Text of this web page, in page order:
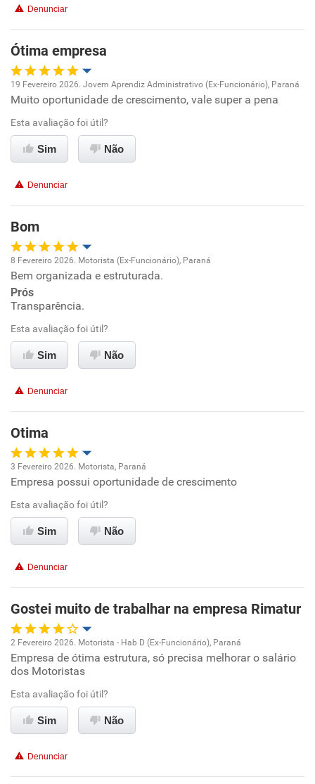
Recomenda a diretoria
Denunciar
Ótima empresa
Oportunidade de promoção
Ambiente de trabalho
Benefícios
Recomenda esta empresa
Recomenda a diretoria
19 Fevereiro 2026. Jovem Aprendiz Administrativo (Ex-Funcionário), Paraná
Muito oportunidade de crescimento, vale super a pena
Esta avaliação foi útil?
Sim Não
Denunciar
Bom
Oportunidade de promoção
Ambiente de trabalho
Conciliação com a vida familiar
Recomenda a diretoria
8 Fevereiro 2026. Motorista (Ex-Funcionário), Paraná
Bem organizada e estruturada.
Prós
Transparência.
Esta avaliação foi útil?
Sim Não
Denunciar
Otima
Oportunidade de promoção
Ambiente de trabalho
Benefícios
Recomenda esta empresa
3 Fevereiro 2026. Motorista, Paraná
Empresa possui oportunidade de crescimento
Esta avaliação foi útil?
Sim Não
Denunciar
Gostei muito de trabalhar na empresa Rimatur
Oportunidade de promoção
Ambiente de trabalho
Conciliação com a vida familiar
2 Fevereiro 2026. Motorista - Hab D (Ex-Funcionário), Paraná
Empresa de ótima estrutura, só precisa melhorar o salário
dos Motoristas
Esta avaliação foi útil?
Sim Não
Denunciar